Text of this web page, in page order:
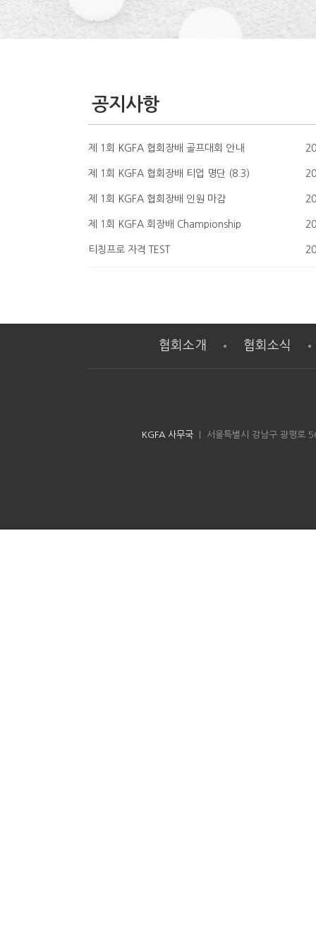
공지사항
제 1회 KGFA 협회장배 골프대회 안내
제 1회 KGFA 협회장배 티업 명단 (8.3)
제 1회 KGFA 협회장배 인원 마감
제 1회 KGFA 회장배 Championship
티칭프로 자격 TEST
협회소개 협회소식
KGFA 사무국 | 서울특별시 강남구 광평